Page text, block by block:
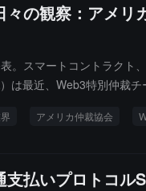
々の観察：アメ
。スマートコントラクト
は最近、Web3特別仲裁
アメリカ仲裁協会
支払いプロトコ